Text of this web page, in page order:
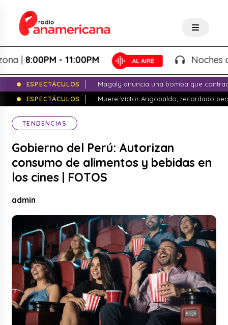
8:00PM - 11:00PM Noches de
ESPECTÁCULOS
Magaly anuncia una bomba que
ESPECTÁCULOS
Muere Víctor Angobaldo, recordado
TENDENCIAS
Gobierno del Perú: Autorizan
consumo de alimentos y bebidas en
los cines | FOTOS
admin